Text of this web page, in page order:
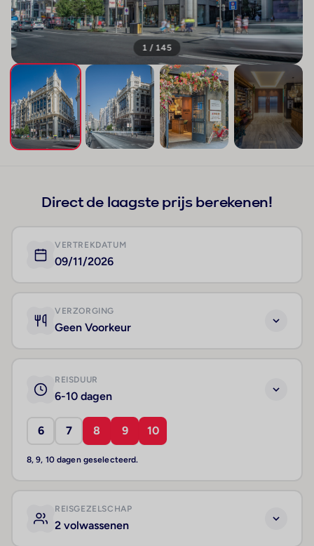
1 / 145
Direct de laagste prijs berekenen!
VERTREKDATUM
09/11/2026
VERZORGING
Geen Voorkeur
REISDUUR
6-10 dagen
6 7 8 9 10
8, 9, 10 dagen geselecteerd.
REISGEZELSCHAP
2 volwassenen